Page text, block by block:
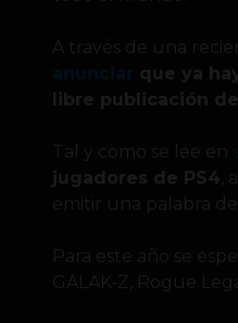
A través de una
que ya
libre publicación
Tal y como se lee en
jugadores de PS4 ,
emitir una palabra
Para este año se
GALAK-Z, Rogue